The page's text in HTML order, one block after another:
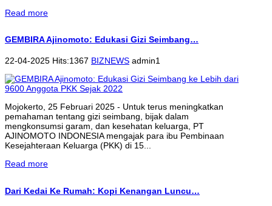
Read more
GEMBIRA Ajinomoto: Edukasi Gizi Seimbang…
22-04-2025 Hits:1367 BIZNEWS admin1
Mojokerto, 25 Februari 2025 - Untuk terus meningkatkan
pemahaman tentang gizi seimbang, bijak dalam
mengkonsumsi garam, dan kesehatan keluarga, PT
AJINOMOTO INDONESIA mengajak para ibu Pembinaan
Kesejahteraan Keluarga (PKK) di 15...
Read more
Dari Kedai Ke Rumah: Kopi Kenangan Luncu…